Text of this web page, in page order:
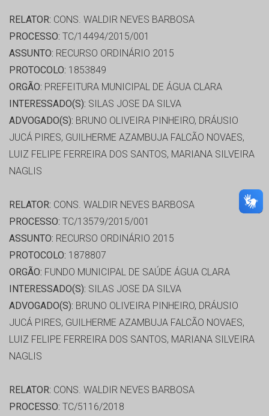
RELATOR: CONS. WALDIR NEVES BARBOSA
PROCESSO: TC/14494/2015/001
ASSUNTO: RECURSO ORDINÁRIO 2015
PROTOCOLO: 1853849
ORGÃO: PREFEITURA MUNICIPAL DE ÁGUA CLARA
INTERESSADO(S): SILAS JOSE DA SILVA
ADVOGADO(S): BRUNO OLIVEIRA PINHEIRO, DRÁUSIO
JUCÁ PIRES, GUILHERME AZAMBUJA FALCÃO NOVAES,
LUIZ FELIPE FERREIRA DOS SANTOS, MARIANA SILVEIRA
NAGLIS
RELATOR: CONS. WALDIR NEVES BARBOSA
PROCESSO: TC/13579/2015/001
ASSUNTO: RECURSO ORDINÁRIO 2015
PROTOCOLO: 1878807
ORGÃO: FUNDO MUNICIPAL DE SAÚDE ÁGUA CLARA
INTERESSADO(S): SILAS JOSE DA SILVA
ADVOGADO(S): BRUNO OLIVEIRA PINHEIRO, DRÁUSIO
JUCÁ PIRES, GUILHERME AZAMBUJA FALCÃO NOVAES,
LUIZ FELIPE FERREIRA DOS SANTOS, MARIANA SILVEIRA
NAGLIS
RELATOR: CONS. WALDIR NEVES BARBOSA
PROCESSO: TC/5116/2018